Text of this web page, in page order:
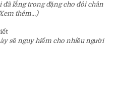
lắng trong đặng cho đôi chân
thêm...)
sẽ nguy hiểm cho nhiều người